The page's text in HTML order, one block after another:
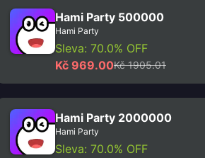
Hami Party 500000
Hami Party
Sleva: 70.0% OFF
Kč 969.00Kč 1905.01
Hami Party 2000000
Hami Party
Sleva: 70.0% OFF